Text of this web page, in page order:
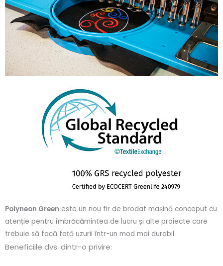
Polyneon Green este un nou fir de brodat mașină conceput cu
atenție pentru îmbrăcămintea de lucru și alte proiecte care
trebuie să facă față uzurii într-un mod mai durabil.
Beneficiile dvs. dintr-o privire: